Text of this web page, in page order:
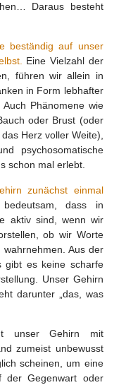
Daraus besteht
beständig auf unser
Eine Vielzahl der
führen wir allein in
in Form lebhafter
Phänomene wie
oder Brust (oder
Herz voller Weite),
psychosomatische
schon mal erlebt.
zunächst einmal
dass in
aktiv sind, wenn wir
ob wir Worte
Aus der
gibt es keine scharfe
Unser Gehirn
darunter „das, was
unser Gehirn mit
zumeist unbewusst
scheinen, um eine
der Gegenwart oder